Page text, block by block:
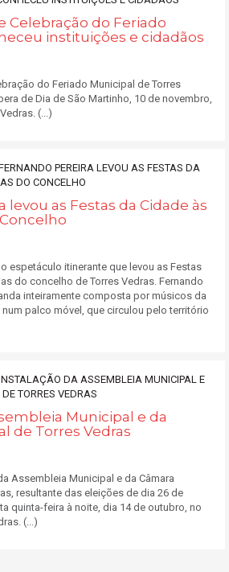
Celebração do Feriado
instituições e cidadãos
do Feriado Municipal de Torres
de Dia de São Martinho, 10 de novembro,
(...)
levou as Festas da Cidade às
espetáculo itinerante que levou as Festas
do concelho de Torres Vedras. Fernando
inteiramente composta por músicos da
palco móvel, que circulou pelo território
Municipal e da
de Torres Vedras
Assembleia Municipal e da Câmara
resultante das eleições de dia 26 de
quinta-feira à noite, dia 14 de outubro, no
(...)